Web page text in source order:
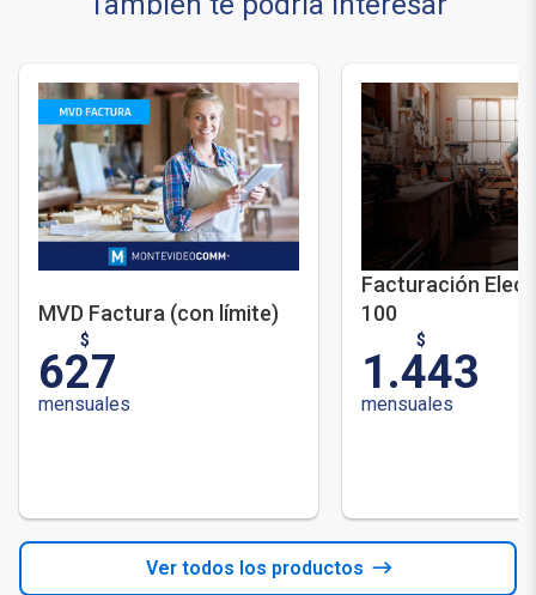
MVD Factura (con límite)
$
627
mensuales
Facturación
100
$
1.443
mensuales
Ver todos los productos